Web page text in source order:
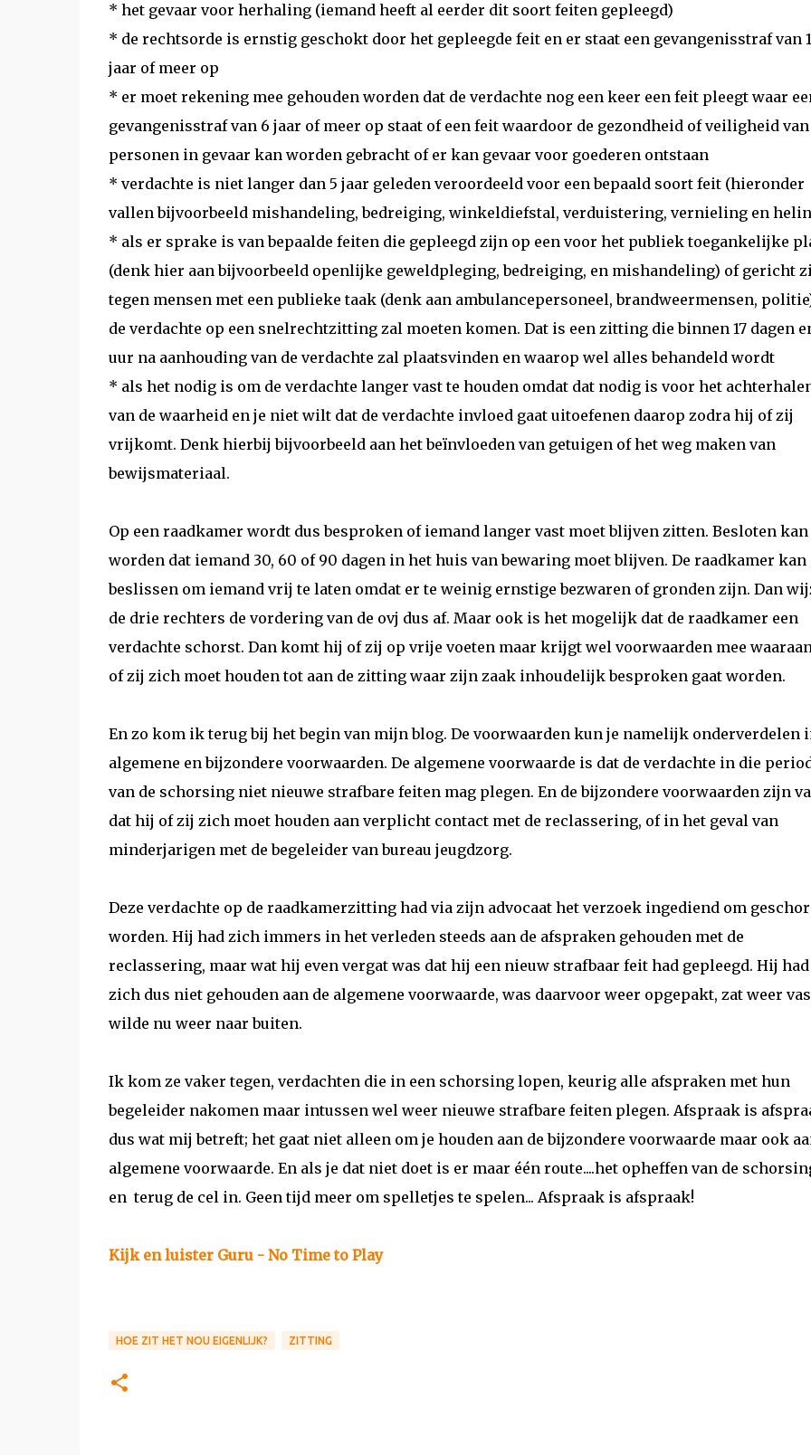
* het gevaar voor herhaling (iemand heeft al eerder dit soort feiten gepleegd)
* de rechtsorde is ernstig geschokt door het gepleegde feit en er staat een gevangenisstraf van
jaar of meer op
* er moet rekening mee gehouden worden dat de verdachte nog een keer een feit pleegt waar
gevangenisstraf van 6 jaar of meer op staat of een feit waardoor de gezondheid of veiligheid van
personen in gevaar kan worden gebracht of er kan gevaar voor goederen ontstaan
* verdachte is niet langer dan 5 jaar geleden veroordeeld voor een bepaald soort feit (hieronder
vallen bijvoorbeeld mishandeling, bedreiging, winkeldiefstal, verduistering, vernieling en
* als er sprake is van bepaalde feiten die gepleegd zijn op een voor het publiek toegankelijke
(denk hier aan bijvoorbeeld openlijke geweldpleging, bedreiging, en mishandeling) of gericht
tegen mensen met een publieke taak (denk aan ambulancepersoneel, brandweermensen,
de verdachte op een snelrechtzitting zal moeten komen. Dat is een zitting die binnen 17 dagen
uur na aanhouding van de verdachte zal plaatsvinden en waarop wel alles behandeld wordt
* als het nodig is om de verdachte langer vast te houden omdat dat nodig is voor het
van de waarheid en je niet wilt dat de verdachte invloed gaat uitoefenen daarop zodra hij of zij
vrijkomt. Denk hierbij bijvoorbeeld aan het beïnvloeden van getuigen of het weg maken van
bewijsmateriaal.
Op een raadkamer wordt dus besproken of iemand langer vast moet blijven zitten. Besloten kan
worden dat iemand 30, 60 of 90 dagen in het huis van bewaring moet blijven. De raadkamer kan
beslissen om iemand vrij te laten omdat er te weinig ernstige bezwaren of gronden zijn. Dan
de drie rechters de vordering van de ovj dus af. Maar ook is het mogelijk dat de raadkamer een
verdachte schorst. Dan komt hij of zij op vrije voeten maar krijgt wel voorwaarden mee
of zij zich moet houden tot aan de zitting waar zijn zaak inhoudelijk besproken gaat worden.
En zo kom ik terug bij het begin van mijn blog. De voorwaarden kun je namelijk onderverdelen
algemene en bijzondere voorwaarden. De algemene voorwaarde is dat de verdachte in die
van de schorsing niet nieuwe strafbare feiten mag plegen. En de bijzondere voorwaarden zijn
dat hij of zij zich moet houden aan verplicht contact met de reclassering, of in het geval van
minderjarigen met de begeleider van bureau jeugdzorg.
Deze verdachte op de raadkamerzitting had via zijn advocaat het verzoek ingediend om
worden. Hij had zich immers in het verleden steeds aan de afspraken gehouden met de
reclassering, maar wat hij even vergat was dat hij een nieuw strafbaar feit had gepleegd. Hij had
zich dus niet gehouden aan de algemene voorwaarde, was daarvoor weer opgepakt, zat weer
wilde nu weer naar buiten.
Ik kom ze vaker tegen, verdachten die in een schorsing lopen, keurig alle afspraken met hun
begeleider nakomen maar intussen wel weer nieuwe strafbare feiten plegen. Afspraak is
dus wat mij betreft; het gaat niet alleen om je houden aan de bijzondere voorwaarde maar ook
algemene voorwaarde. En als je dat niet doet is er maar één route....het opheffen van de
en terug de cel in. Geen tijd meer om spelletjes te spelen... Afspraak is afspraak!
Kijk en luister Guru - No Time to Play
HOE ZIT HET NOU EIGENLIJK? ZITTING